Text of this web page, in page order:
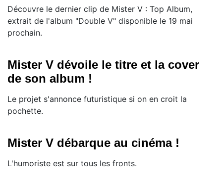
Découvre le dernier clip de Mister V : Top Album,
extrait de l'album "Double V" disponible le 19 mai
prochain.
Mister V dévoile le titre et la cover
de son album !
Le projet s'annonce futuristique si on en croit la
pochette.
Mister V débarque au cinéma !
L'humoriste est sur tous les fronts.